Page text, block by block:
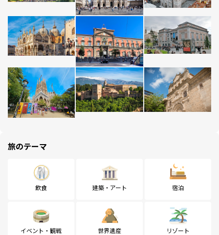
旅のテーマ
飲食 建築・アート 宿泊
イベント・観戦 世界遺産 リゾート